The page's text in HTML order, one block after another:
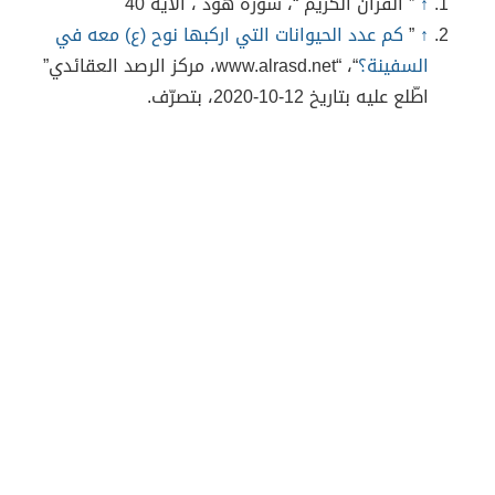
↑
”كم عدد الحيوانات التي اركبها نوح (ع) معه في
السفينة؟
“، “www.alrasd.net، مركز الرصد العقائدي”
اطّلع عليه بتاريخ 12-10-2020، بتصرّف.